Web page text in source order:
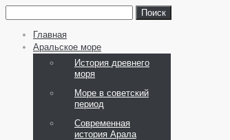
Главная
Аральское море
История древнего
моря
Море в советский
период
Современная
история Арала